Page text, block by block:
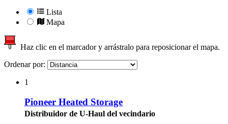
Lista
Mapa
Haz clic en el marcador y arrástralo para reposicionar el mapa.
Ordenar por:
1
Pioneer Heated Storage
Distribuidor de U-Haul del vecindario